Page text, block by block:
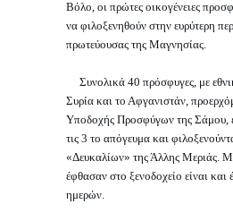
Βόλο, οι πρώτες οικογένειες
να φιλοξενηθούν στην ευρύτερη
πρωτεύουσας της Μαγνησίας.
Συνολικά 40 πρόσφυγες, με
Συρία και το Αφγανιστάν,
Υποδοχής Προσφύγων της Σάμου,
τις 3 το απόγευμα και
«Δευκαλίων» της Άλλης Μεριάς.
έφθασαν στο ξενοδοχείο είναι και
ημερών.